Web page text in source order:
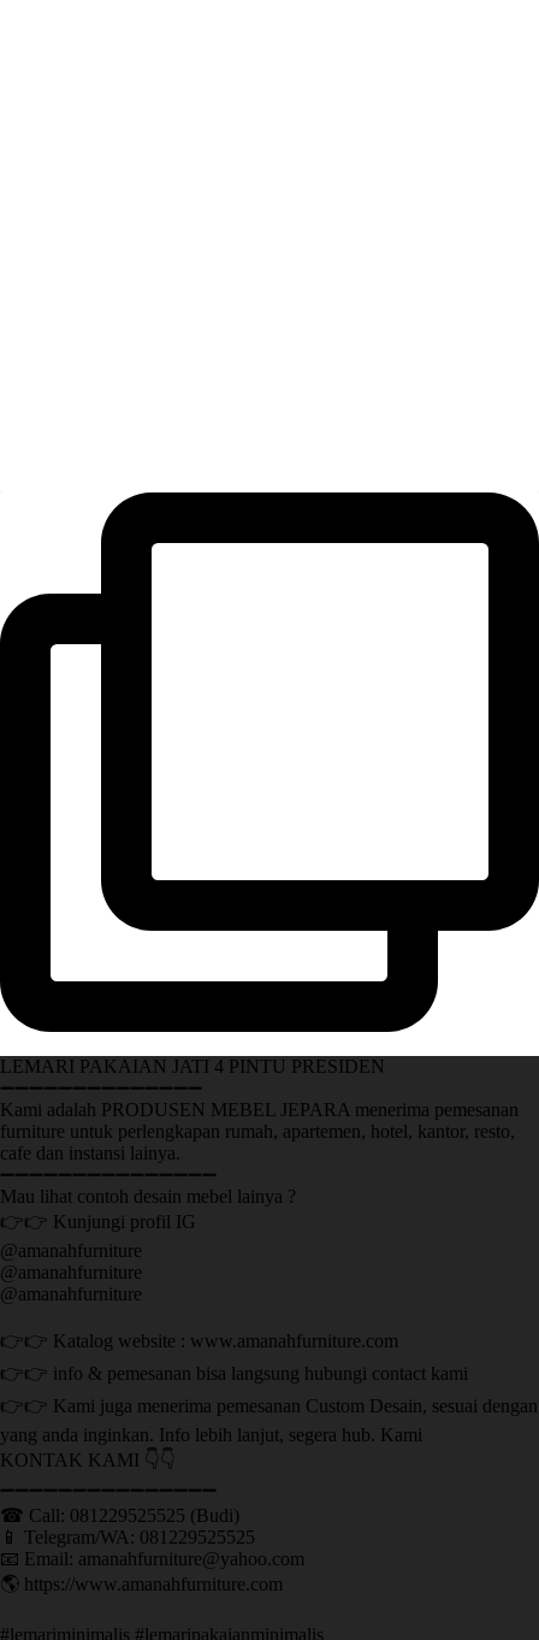
LEMARI PAKAIAN JATI 4 PINTU PRESIDEN
➖➖➖➖➖➖➖➖➖➖➖➖➖➖
Kami adalah PRODUSEN MEBEL JEPARA menerima pemesanan
furniture untuk perlengkapan rumah, apartemen, hotel, kantor, resto,
cafe dan instansi lainya.
➖➖➖➖➖➖➖➖➖➖➖➖➖➖➖
Mau lihat contoh desain mebel lainya ?
👉👉 Kunjungi profil IG
@amanahfurniture
@amanahfurniture
@amanahfurniture
👉👉 Katalog website : www.amanahfurniture.com
👉👉 info & pemesanan bisa langsung hubungi contact kami
👉👉 Kami juga menerima pemesanan Custom Desain, sesuai dengan
yang anda inginkan. Info lebih lanjut, segera hub. Kami
KONTAK KAMI 👇👇
➖➖➖➖➖➖➖➖➖➖➖➖➖➖➖ ㅤ
☎ Call: 081229525525 (Budi)
📱 Telegram/WA: 081229525525
📧 Email: amanahfurniture@yahoo.com
🌎 https://www.amanahfurniture.com
#lemariminimalis #lemaripakaianminimalis